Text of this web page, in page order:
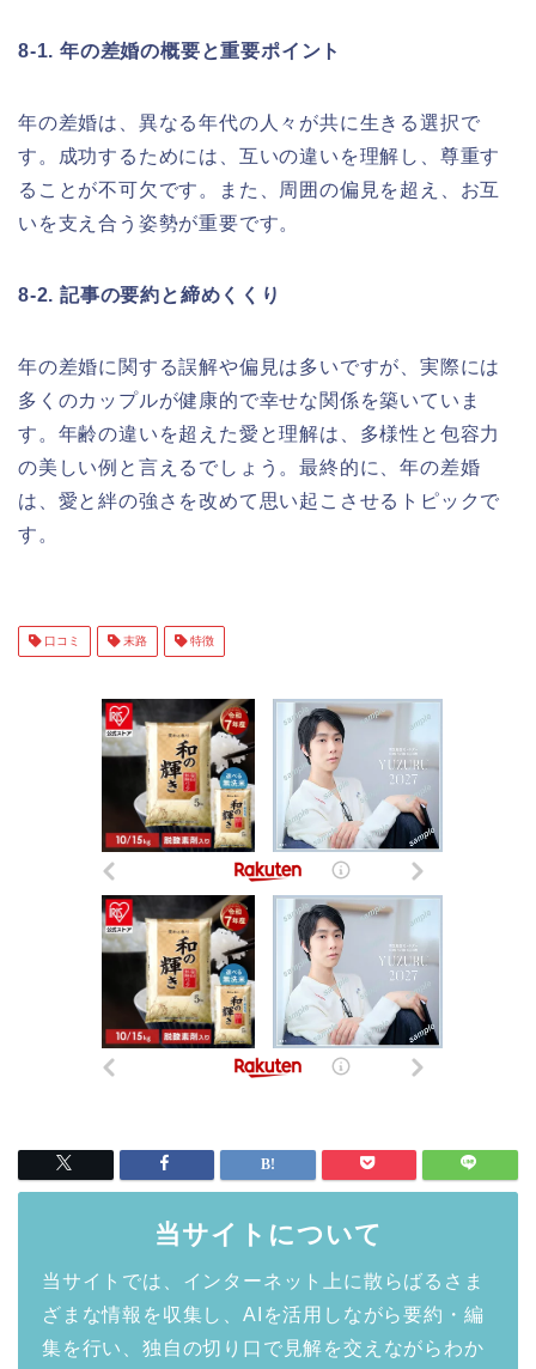
8-1. 年の差婚の概要と重要ポイント
年の差婚は、異なる年代の人々が共に生きる選択で
す。成功するためには、互いの違いを理解し、尊重す
ることが不可欠です。また、周囲の偏見を超え、お互
いを支え合う姿勢が重要です。
8-2. 記事の要約と締めくくり
年の差婚に関する誤解や偏見は多いですが、実際には
多くのカップルが健康的で幸せな関係を築いていま
す。年齢の違いを超えた愛と理解は、多様性と包容力
の美しい例と言えるでしょう。最終的に、年の差婚
は、愛と絆の強さを改めて思い起こさせるトピックで
す。
口コミ 末路 特徴
当サイトについて
当サイトでは、インターネット上に散らばるさま
ざまな情報を収集し、AIを活用しながら要約・編
集を行い、独自の切り口で見解を交えながらわか